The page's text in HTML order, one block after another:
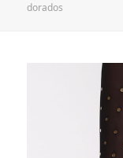
dorados